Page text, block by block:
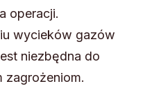
operacji.
wycieków gazów
niezbędna do
zagrożeniom.